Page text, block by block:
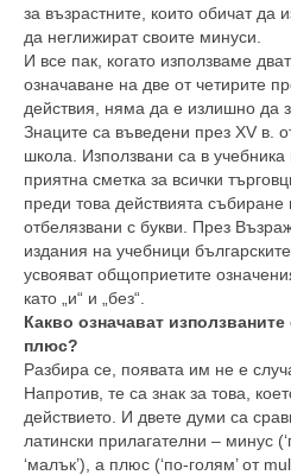
за възрастните, които обичат да
да неглижират своите минуси.
И все пак, когато използваме
означаване на две от четирите
действия, няма да е излишно да
Знаците са въведени през XV в.
школа. Използвани са в
приятна сметка за всички
преди това действията събиране
отбелязвани с букви. През
издания на учебници
усвояват общоприетите
като „и“ и „без“.
Какво означават
плюс?
Разбира се, появата им не е
Напротив, те са знак за това,
действието. И двете думи са
латински прилагателни – минус
‘малък’), а плюс (‘по-голям’ от